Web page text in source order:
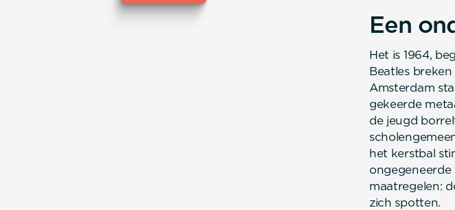
Een
Het is 1964,
Beatles
Amsterdam
gekeerde
de jeugd
het kerstbal
maatregelen:
zich spotten.